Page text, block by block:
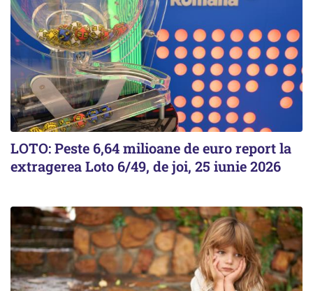
LOTO: Peste 6,64 milioane de euro report la
extragerea Loto 6/49, de joi, 25 iunie 2026